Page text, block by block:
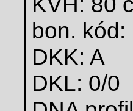
bon. kód:
DKK: A
DKL: 0/0